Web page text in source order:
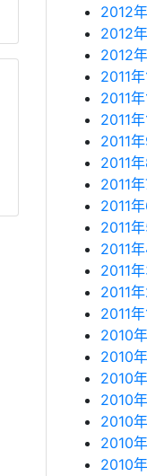
2012
2012
2012
2011年
2011年
2011年
2011
2011
2011年
2011
2011
2011
2011
2011
2011年
2010
2010年
2010
2010
2010
2010
2010